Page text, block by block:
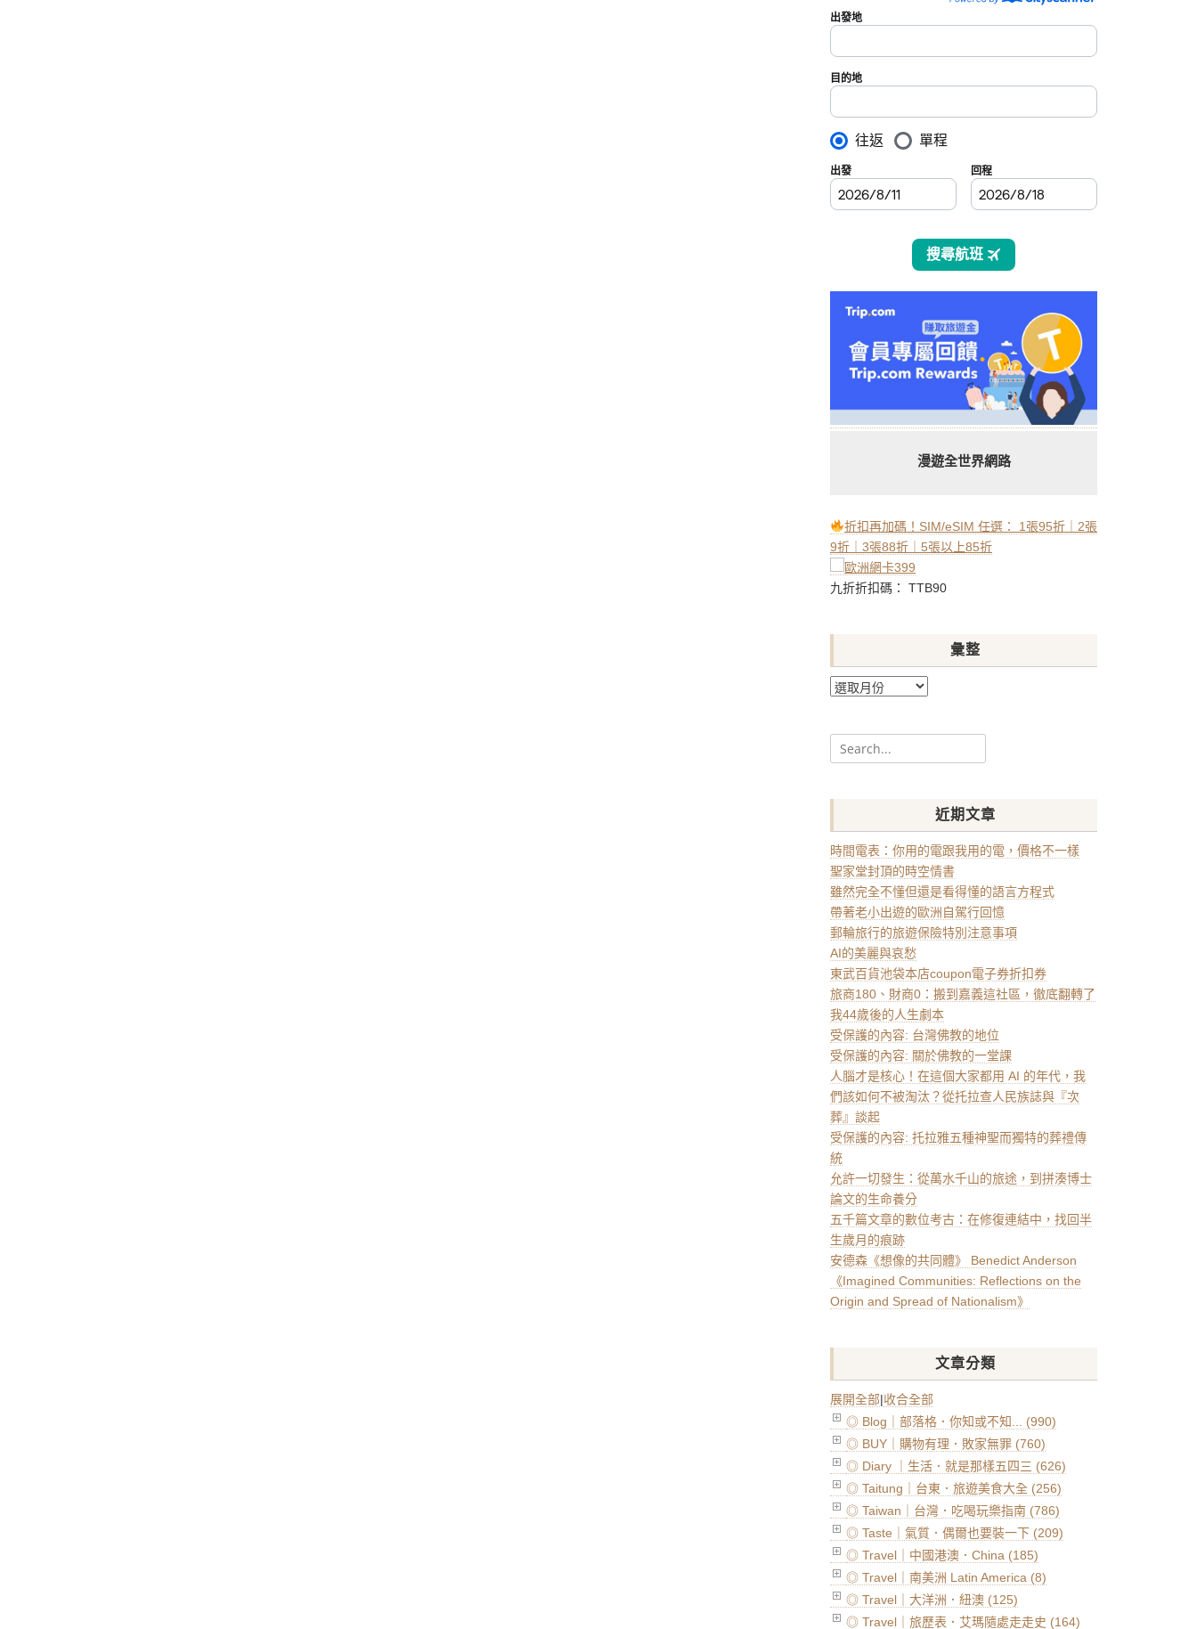
漫遊全世界網路
折扣再加碼！SIM/eSIM 任選： 1張95折｜2張
9折｜3張88折｜5張以上85折
九折折扣碼： TTB90
彙整
彙
Search
for:
近期文章
時間電表：你用的電跟我用的電，價格不一樣
聖家堂封頂的時空情書
雖然完全不懂但還是看得懂的語言方程式
帶著老小出遊的歐洲自駕行回憶
郵輪旅行的旅遊保險特別注意事項
AI的美麗與哀愁
東武百貨池袋本店coupon電子券折扣券
旅商180、財商0：搬到嘉義這社區，徹底翻轉了
我44歲後的人生劇本
受保護的內容: 台灣佛教的地位
受保護的內容: 關於佛教的一堂課
人腦才是核心！在這個大家都用 AI 的年代，我
們該如何不被淘汰？從托拉查人民族誌與『次
葬』談起
受保護的內容: 托拉雅五種神聖而獨特的葬禮傳
統
允許一切發生：從萬水千山的旅途，到拼湊博士
論文的生命養分
五千篇文章的數位考古：在修復連結中，找回半
生歲月的痕跡
安德森《想像的共同體》 Benedict Anderson
《Imagined Communities: Reflections on the
Origin and Spread of Nationalism》
文章分類
展開全部|收合全部
◎ Blog｜部落格．你知或不知... (990)
◎ BUY｜購物有理．敗家無罪 (760)
◎ Diary ｜生活．就是那樣五四三 (626)
◎ Taitung｜台東．旅遊美食大全 (256)
◎ Taiwan｜台灣．吃喝玩樂指南 (786)
◎ Taste｜氣質．偶爾也要裝一下 (209)
◎ Travel｜中國港澳．China (185)
◎ Travel｜南美洲 Latin America (8)
◎ Travel｜大洋洲．紐澳 (125)
◎ Travel｜旅歷表．艾瑪隨處走走史 (164)